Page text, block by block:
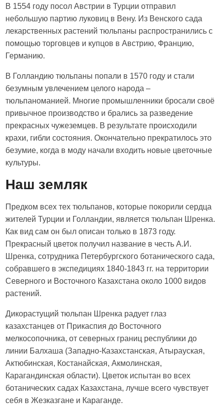
В 1554 году посол Австрии в Турции отправил
небольшую партию луковиц в Вену. Из Венского сада
лекарственных растений тюльпаны распространились с
помощью торговцев и купцов в Австрию, Францию,
Германию.
В Голландию тюльпаны попали в 1570 году и стали
безумным увлечением целого народа –
тюльпаноманией. Многие промышленники бросали своё
привычное производство и брались за разведение
прекрасных чужеземцев. В результате происходили
крахи, гибли состояния. Окончательно прекратилось это
безумие, когда в моду начали входить новые цветочные
культуры.
Наш земляк
Предком всех тех тюльпанов, которые покорили сердца
жителей Турции и Голландии, является тюльпан Шренка.
Как вид сам он был описан только в 1873 году.
Прекрасный цветок получил название в честь А.И.
Шренка, сотрудника Петербургского ботанического сада,
собравшего в экспедициях 1840-1843 гг. на территории
Северного и Восточного Казахстана около 1000 видов
растений.
Дикорастущий тюльпан Шренка радует глаз
казахстанцев от Прикаспия до Восточного
мелкосопочника, от северных границ республики до
линии Балхаша (Западно-Казахстанская, Атырауская,
Актюбинская, Костанайская, Акмолинская,
Карагандинская области). Цветок испытан во всех
ботанических садах Казахстана, лучше всего чувствует
себя в Жезказгане и Караганде.